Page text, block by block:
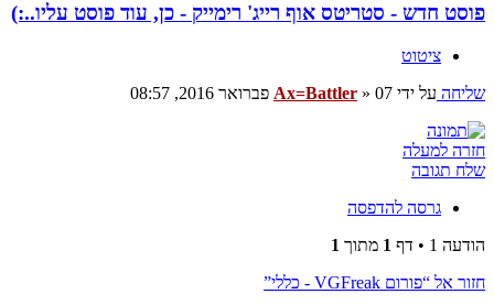
פוסט חדש - סטריטס אוף רייג' רימייק - כן, עוד פוסט עליו..:)
ציטוט
שליחה על ידי Ax=Battler » 07 פברואר 2016, 08:57
חזרה למעלה
שלח תגובה
גרסה להדפסה
הודעה 1 • דף
1 מתוך 1
חזור אל “פורום VGFreak - כללי”